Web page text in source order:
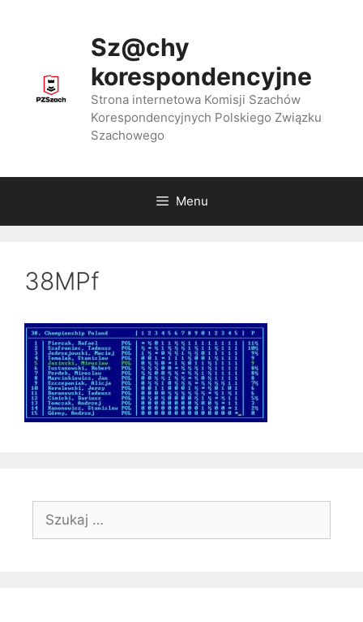
Sz@chy
korespondencyjne
Strona internetowa Komisji Szachów
Korespondencyjnych Polskiego Związku
Szachowego
Menu
38MPf
Szukaj: